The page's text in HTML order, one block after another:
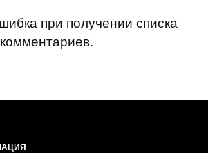
при получении списка
комментариев.